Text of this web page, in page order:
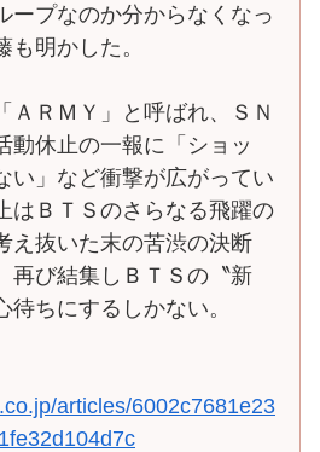
ープなのか分からなくなっ
明かした。
ＡＲＭＹ」と呼ばれ、ＳＮ
動休止の一報に「ショッ
い」など衝撃が広がってい
はＢＴＳのさらなる飛躍の
え抜いた末の苦渋の決断
再び結集しＢＴＳの〝新
ちにするしかない。
articles/6002c7681e23